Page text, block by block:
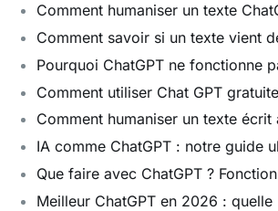
Comment humaniser un texte
Comment savoir si un texte vient
Pourquoi ChatGPT ne fonctionne
Comment utiliser Chat GPT
Comment humaniser un texte écrit
IA comme ChatGPT : notre guide
Que faire avec ChatGPT ?
Meilleur ChatGPT en 2026 :